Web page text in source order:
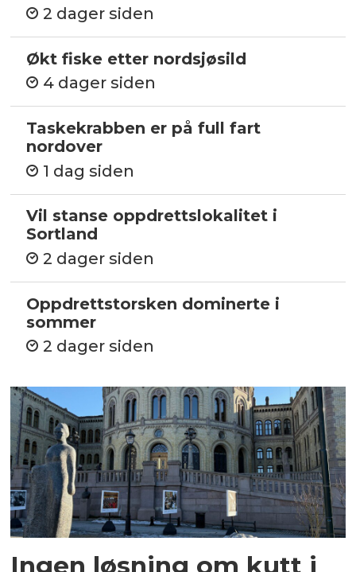
2 dager siden
Økt fiske etter nordsjøsild
4 dager siden
Taskekrabben er på full fart
nordover
1 dag siden
Vil stanse oppdrettslokalitet i
Sortland
2 dager siden
Oppdrettstorsken dominerte i
sommer
2 dager siden
Ingen løsning om kutt i